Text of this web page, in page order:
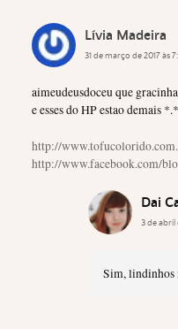
Lívia Madeira
31 de março de 2017 às
aimeudeusdoceu que
e esses do HP estao demais *.*
http://
http://www.facebook.com/
Dai
3 de abril
Sim, lindinhos